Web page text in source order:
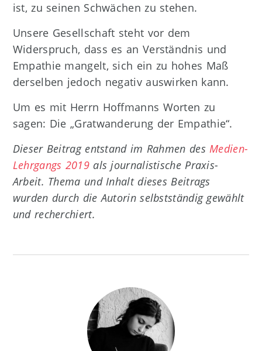
ist, zu seinen Schwächen zu stehen.
Unsere Gesellschaft steht vor dem
Widerspruch, dass es an Verständnis und
Empathie mangelt, sich ein zu hohes Maß
derselben jedoch negativ auswirken kann.
Um es mit Herrn Hoffmanns Worten zu
sagen: Die „Gratwanderung der Empathie“.
Dieser Beitrag entstand im Rahmen desMedien-
Lehrgangs 2019als journalistische Praxis-
Arbeit. Thema und Inhalt dieses Beitrags
wurden durch die Autorin selbstständig gewählt
und recherchiert.